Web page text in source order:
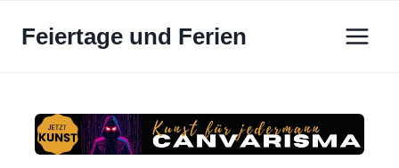
InhaltFeiertage und Ferien